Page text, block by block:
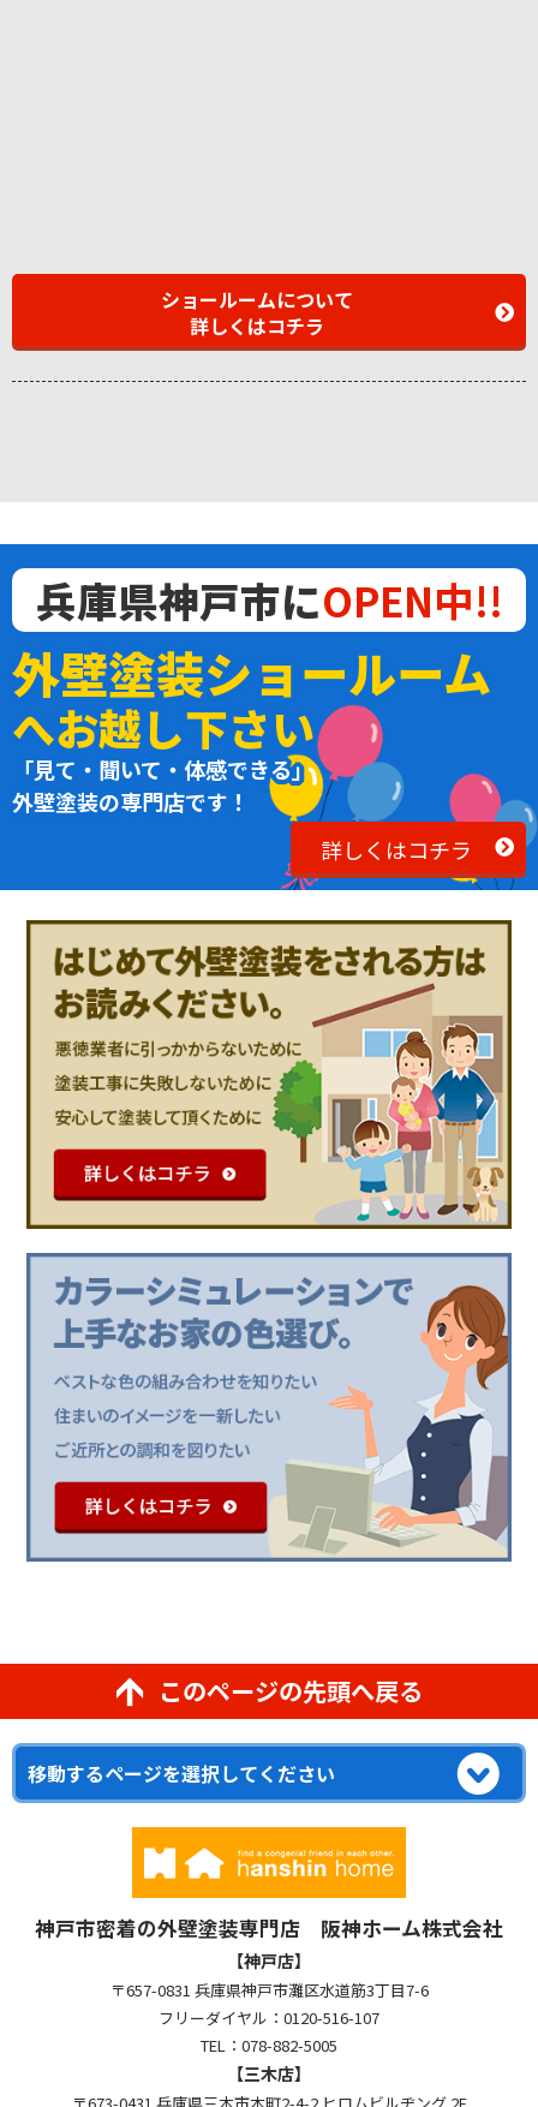
ショールームについて
詳しくはコチラ
兵庫県神戸市にOPEN中!!
外壁塗装ショールーム
へお越し下さい
「見て・聞いて・体感できる」
外壁塗装の専門店です！
詳しくはコチラ
このページの先頭へ戻る
神戸市密着の外壁塗装専門店 阪神ホーム株式会社
【神戸店】
〒657-0831 兵庫県神戸市灘区水道筋3丁目7-6
フリーダイヤル：0120-516-107
TEL：078-882-5005
【三木店】